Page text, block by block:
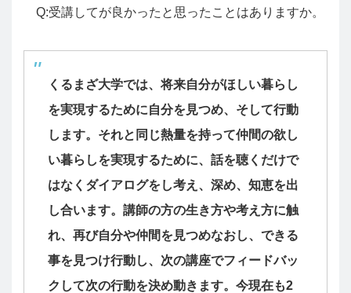
Q:受講してが良かったと思ったことはありますか。
くるまざ大学では、将来自分がほしい暮らし
を実現するために自分を見つめ、そして行動
します。それと同じ熱量を持って仲間の欲し
い暮らしを実現するために、話を聴くだけで
はなくダイアログをし考え、深め、知恵を出
し合います。講師の方の生き方や考え方に触
れ、再び自分や仲間を見つめなおし、できる
事を見つけ行動し、次の講座でフィードバッ
クして次の行動を決め動きます。今現在も2